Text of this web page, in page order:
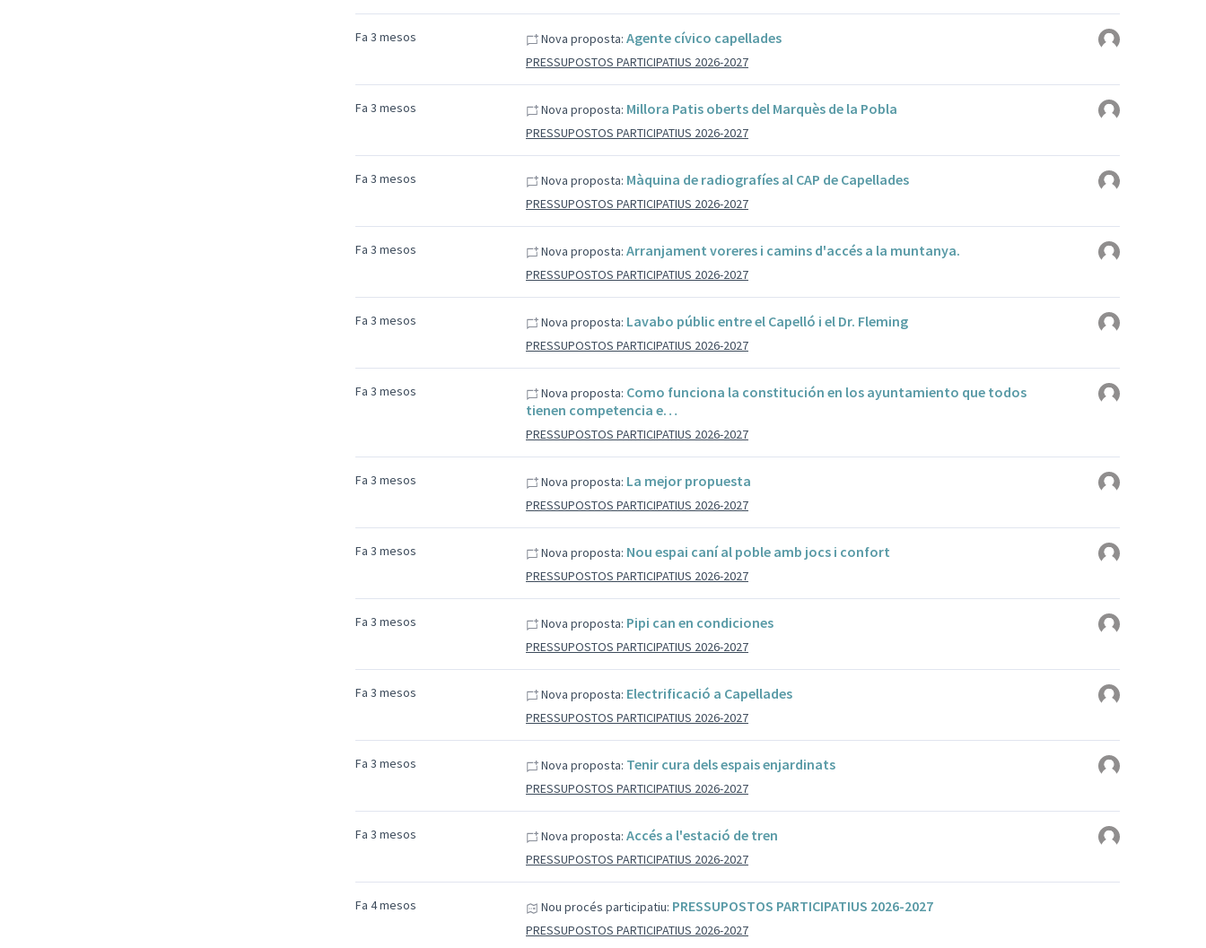
Fa 3 mesos Nova proposta: Agente cívico capellades
PRESSUPOSTOS PARTICIPATIUS 2026-2027
Fa 3 mesos Nova proposta: Millora Patis oberts del Marquès de la Pobla
PRESSUPOSTOS PARTICIPATIUS 2026-2027
Fa 3 mesos Nova proposta: Màquina de radiografíes al CAP de Capellades
PRESSUPOSTOS PARTICIPATIUS 2026-2027
Fa 3 mesos Nova proposta: Arranjament voreres i camins d'accés a la muntanya.
PRESSUPOSTOS PARTICIPATIUS 2026-2027
Fa 3 mesos Nova proposta: Lavabo públic entre el Capelló i el Dr. Fleming
PRESSUPOSTOS PARTICIPATIUS 2026-2027
Fa 3 mesos Nova proposta: Como funciona la constitución en los ayuntamiento que todos
tienen competencia e…
PRESSUPOSTOS PARTICIPATIUS 2026-2027
Fa 3 mesos Nova proposta: La mejor propuesta
PRESSUPOSTOS PARTICIPATIUS 2026-2027
Fa 3 mesos Nova proposta: Nou espai caní al poble amb jocs i confort
PRESSUPOSTOS PARTICIPATIUS 2026-2027
Fa 3 mesos Nova proposta: Pipi can en condiciones
PRESSUPOSTOS PARTICIPATIUS 2026-2027
Fa 3 mesos Nova proposta: Electrificació a Capellades
PRESSUPOSTOS PARTICIPATIUS 2026-2027
Fa 3 mesos Nova proposta: Tenir cura dels espais enjardinats
PRESSUPOSTOS PARTICIPATIUS 2026-2027
Fa 3 mesos Nova proposta: Accés a l'estació de tren
PRESSUPOSTOS PARTICIPATIUS 2026-2027
Fa 4 mesos Nou procés participatiu: PRESSUPOSTOS PARTICIPATIUS 2026-2027
PRESSUPOSTOS PARTICIPATIUS 2026-2027